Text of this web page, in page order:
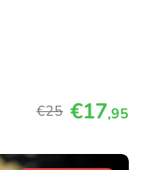
€25 €17,95